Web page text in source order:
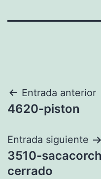
Navegación
de
entradas
Entrada anterior
4620-piston
Entrada siguiente
3510-
cerrado